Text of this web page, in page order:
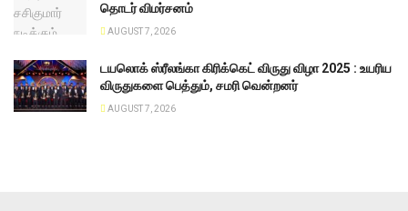
தொடர் விமர்சனம்
AUGUST 7, 2026
டயலொக் ஸ்ரீலங்கா கிரிக்கெட் விருது விழா 2025 : உயரிய
விருதுகளை பெத்தும், சமரி வென்றனர்
AUGUST 7, 2026